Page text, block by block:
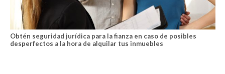
Obtén seguridad jurídica para la fianza en caso de posibles
desperfectos a la hora de alquilar tus inmuebles